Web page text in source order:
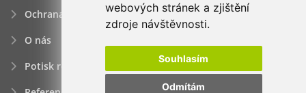
webových stránek a zjištění
zdroje návštěvnosti.
Souhlasím
Odmítám
Ochrana osobních údajú
O nás
Potisk reklamních předmětů